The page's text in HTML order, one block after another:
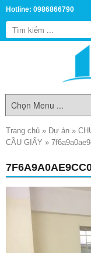
Hotline: 0986866790
Trang chủ » Dự án »
CẦU GIẤY »